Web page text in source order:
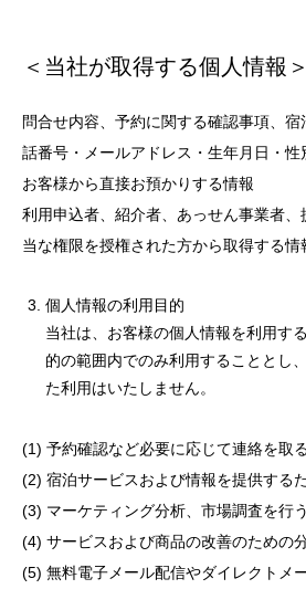
＜当社が取得する個人情報＞
問合せ内容、予約に関する確認事項、
話番号・メールアドレス・生年月日・性
お客様から直接お預かりする情報
利用申込者、紹介者、あっせん事業者
当な権限を授権された方から取得する情
個人情報の利用目的
当社は、お客様の個人情報を利用す
的の範囲内でのみ利用することとし
た利用はいたしません。
(1) 予約確認など必要に応じて連絡を取
(2) 宿泊サービスおよび情報を提供する
(3) マーケティング分析、市場調査を行
(4) サービスおよび商品の改善のための
(5) 無料電子メール配信やダイレクトメ